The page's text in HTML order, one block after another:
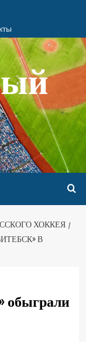
ХОККЕЯ
В
обыграли